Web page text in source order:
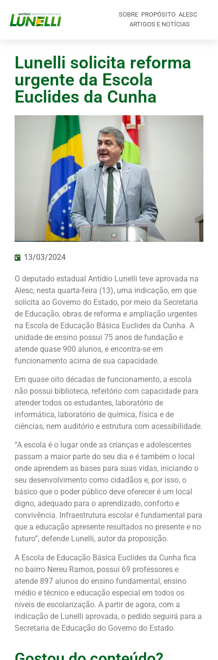
SOBRE PROPÓSITO ALESC
ARTIGOS E NOTÍCIAS
Lunelli solicita reforma
urgente da Escola
Euclides da Cunha
13/03/2024
O deputado estadual Antídio Lunelli teve aprovada na
Alesc, nesta quarta-feira (13), uma indicação, em que
solicita ao Governo do Estado, por meio da Secretaria
de Educação, obras de reforma e ampliação urgentes
na Escola de Educação Básica Euclides da Cunha. A
unidade de ensino possui 75 anos de fundação e
atende quase 900 alunos, e encontra-se em
funcionamento acima de sua capacidade.
Em quase oito décadas de funcionamento, a escola
não possui biblioteca, refeitório com capacidade para
atender todos os estudantes, laboratório de
informática, laboratório de química, física e de
ciências, nem auditório e estrutura com acessibilidade.
“A escola é o lugar onde as crianças e adolescentes
passam a maior parte do seu dia e é também o local
onde aprendem as bases para suas vidas, iniciando o
seu desenvolvimento como cidadãos e, por isso, o
básico que o poder público deve oferecer é um local
digno, adequado para o aprendizado, conforto e
convivência. Infraestrutura escolar é fundamental para
que a educação apresente resultados no presente e no
futuro”, defende Lunelli, autor da proposição.
A Escola de Educação Básica Euclides da Cunha fica
no bairro Nereu Ramos, possui 69 professores e
atende 897 alunos do ensino fundamental, ensino
médio e técnico e educação especial em todos os
níveis de escolarização. A partir de agora, com a
indicação de Lunelli aprovada, o pedido seguirá para a
Secretaria de Educação do Governo do Estado.